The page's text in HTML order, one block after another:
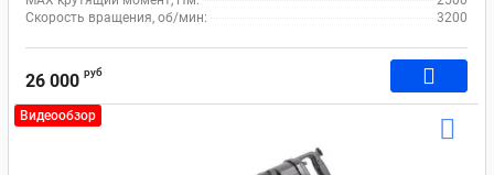
Скорость вращения, об/мин:
3200
26 000 руб
Видеообзор